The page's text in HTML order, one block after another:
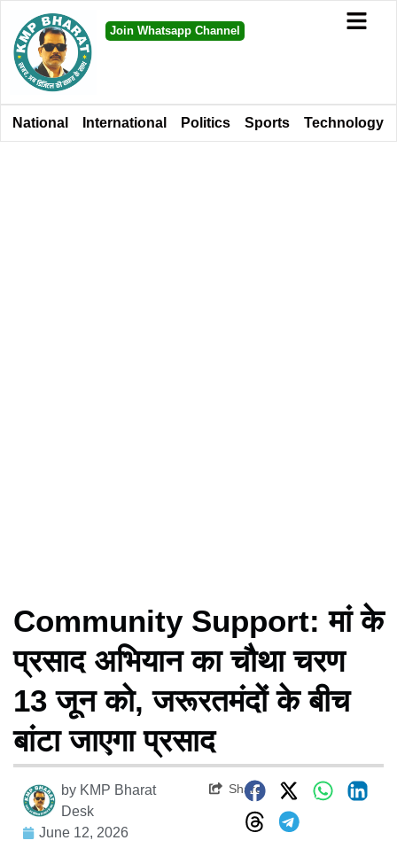
Join Whatsapp Channel
National International Politics Sports Technology
Community Support: मां के
प्रसाद अभियान का चौथा चरण
13 जून को, जरूरतमंदों के बीच
बांटा जाएगा प्रसाद
by KMP Bharat
Desk
June 12, 2026
Share